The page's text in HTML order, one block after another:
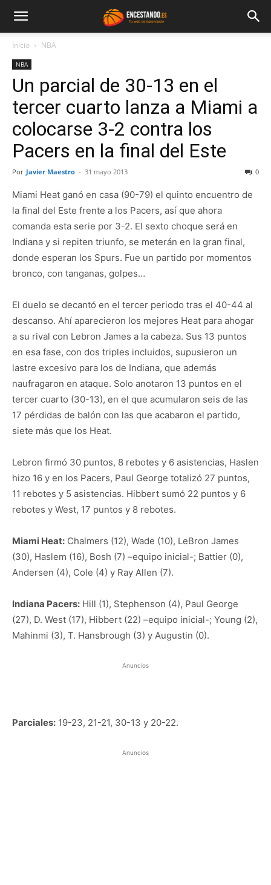
Inicio NBA
NBA
Un parcial de 30-13 en el
tercer cuarto lanza a Miami a
colocarse 3-2 contra los
Pacers en la final del Este
Por Javier Maestro - 31 mayo 2013 0
Miami Heat ganó en casa (90-79) el quinto encuentro de
la final del Este frente a los Pacers, así que ahora
comanda esta serie por 3-2. El sexto choque será en
Indiana y si repiten triunfo, se meterán en la gran final,
donde esperan los Spurs. Fue un partido por momentos
bronco, con tanganas, golpes…
El duelo se decantó en el tercer periodo tras el 40-44 al
descanso. Ahí aparecieron los mejores Heat para ahogar
a su rival con Lebron James a la cabeza. Sus 13 puntos
en esa fase, con dos triples incluidos, supusieron un
lastre excesivo para los de Indiana, que además
naufragaron en ataque. Solo anotaron 13 puntos en el
tercer cuarto (30-13), en el que acumularon seis de las
17 pérdidas de balón con las que acabaron el partido,
siete más que los Heat.
Lebron firmó 30 puntos, 8 rebotes y 6 asistencias, Haslen
hizo 16 y en los Pacers, Paul George totalizó 27 puntos,
11 rebotes y 5 asistencias. Hibbert sumó 22 puntos y 6
rebotes y West, 17 puntos y 8 rebotes.
Miami Heat: Chalmers (12), Wade (10), LeBron James
(30), Haslem (16), Bosh (7) –equipo inicial-; Battier (0),
Andersen (4), Cole (4) y Ray Allen (7).
Indiana Pacers: Hill (1), Stephenson (4), Paul George
(27), D. West (17), Hibbert (22) –equipo inicial-; Young (2),
Mahinmi (3), T. Hansbrough (3) y Augustin (0).
Anuncios
Parciales: 19-23, 21-21, 30-13 y 20-22.
Anuncios